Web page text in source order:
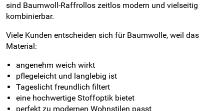
sind Baumwoll-Raffrollos zeitlos modern und vielseitig
kombinierbar.
Viele Kunden entscheiden sich für Baumwolle, weil das
Material:
angenehm weich wirkt
pflegeleicht und langlebig ist
Tageslicht freundlich filtert
eine hochwertige Stoffoptik bietet
perfekt zu modernen Wohnstilen passt